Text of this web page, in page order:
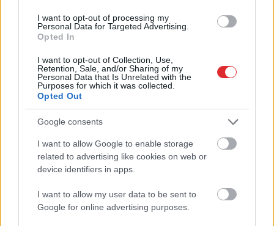
I want to opt-out of processing my
Personal Data for Targeted Advertising.
Opted In
I want to opt-out of Collection, Use,
Retention, Sale, and/or Sharing of my
Personal Data that Is Unrelated with the
Purposes for which it was collected.
Opted Out
Google consents
I want to allow Google to enable storage
related to advertising like cookies on web or
device identifiers in apps.
I want to allow my user data to be sent to
Google for online advertising purposes.
“Trīs stundas dega un
dūmoja.” Ukrainas droni
netālu no Putina pils
aizsardzības
kompleksa pozīcijai
aizveras guļamistabas
durvis? Zodiaka zīme
Atcelt Ziņot